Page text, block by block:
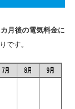
月後の電気料金に
です。